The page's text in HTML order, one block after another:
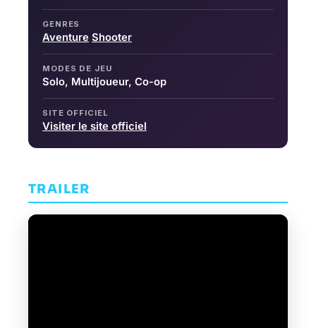
GENRES
Aventure Shooter
MODES DE JEU
Solo, Multijoueur, Co-op
SITE OFFICIEL
Visiter le site officiel
TRAILER